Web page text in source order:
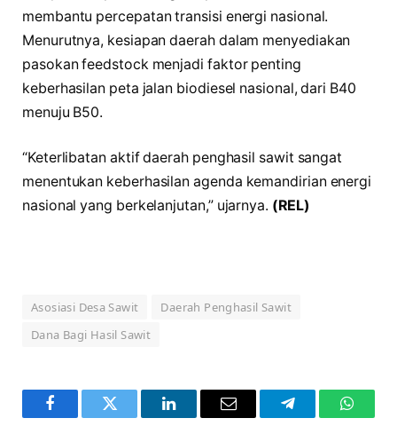
membantu percepatan transisi energi nasional.
Menurutnya, kesiapan daerah dalam menyediakan
pasokan feedstock menjadi faktor penting
keberhasilan peta jalan biodiesel nasional, dari B40
menuju B50.
“Keterlibatan aktif daerah penghasil sawit sangat
menentukan keberhasilan agenda kemandirian energi
nasional yang berkelanjutan,” ujarnya. (REL)
Asosiasi Desa Sawit
Daerah Penghasil Sawit
Dana Bagi Hasil Sawit
FacebookTwitter LinkedInEmail Telegram